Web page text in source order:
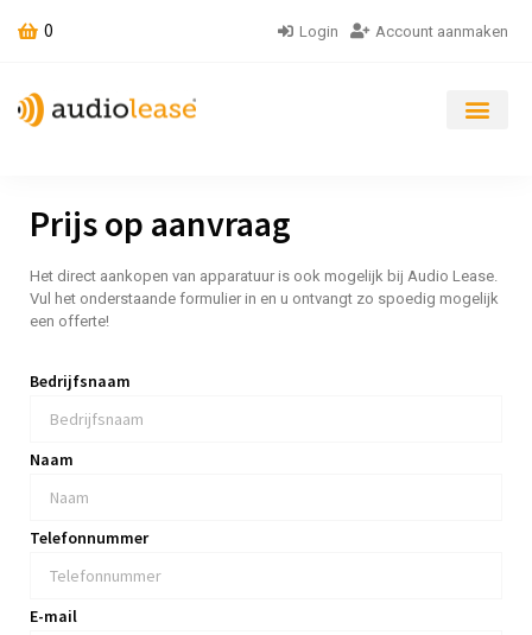
0 Login Account aanmaken
Prijs op aanvraag
Het direct aankopen van apparatuur is ook mogelijk bij Audio Lease.
Vul het onderstaande formulier in en u ontvangt zo spoedig mogelijk
een offerte!
Bedrijfsnaam
Naam
Telefonnummer
E-mail